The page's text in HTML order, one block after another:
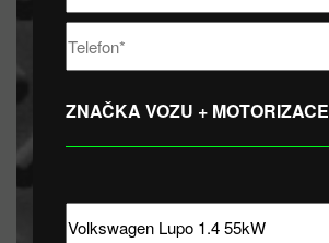
ZNAČKA VOZU + MOTORIZACE